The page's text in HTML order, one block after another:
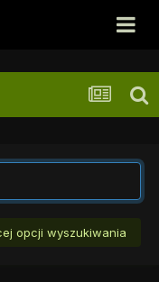
opcji wyszukiwania